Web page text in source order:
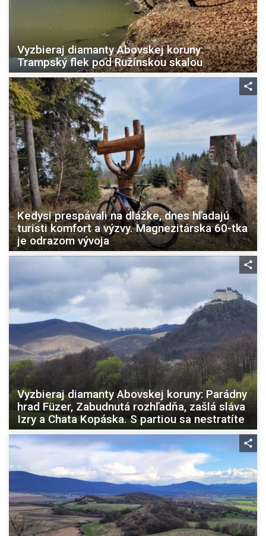
Vyzbieraj diamanty Abovskej koruny:
Trampský flek pod Ružínskou skalou
Kedysi prespávali na dlážke, dnes hľadajú
turisti komfort a výzvy. Magnezitárska 60-tka
je odrazom vývoja
Vyzbieraj diamanty Abovskej koruny: Parádny
hrad Füzer, Zabudnutá rozhľadňa, zašlá sláva
Izry a Chata Kopáska. S partiou sa nestratíte